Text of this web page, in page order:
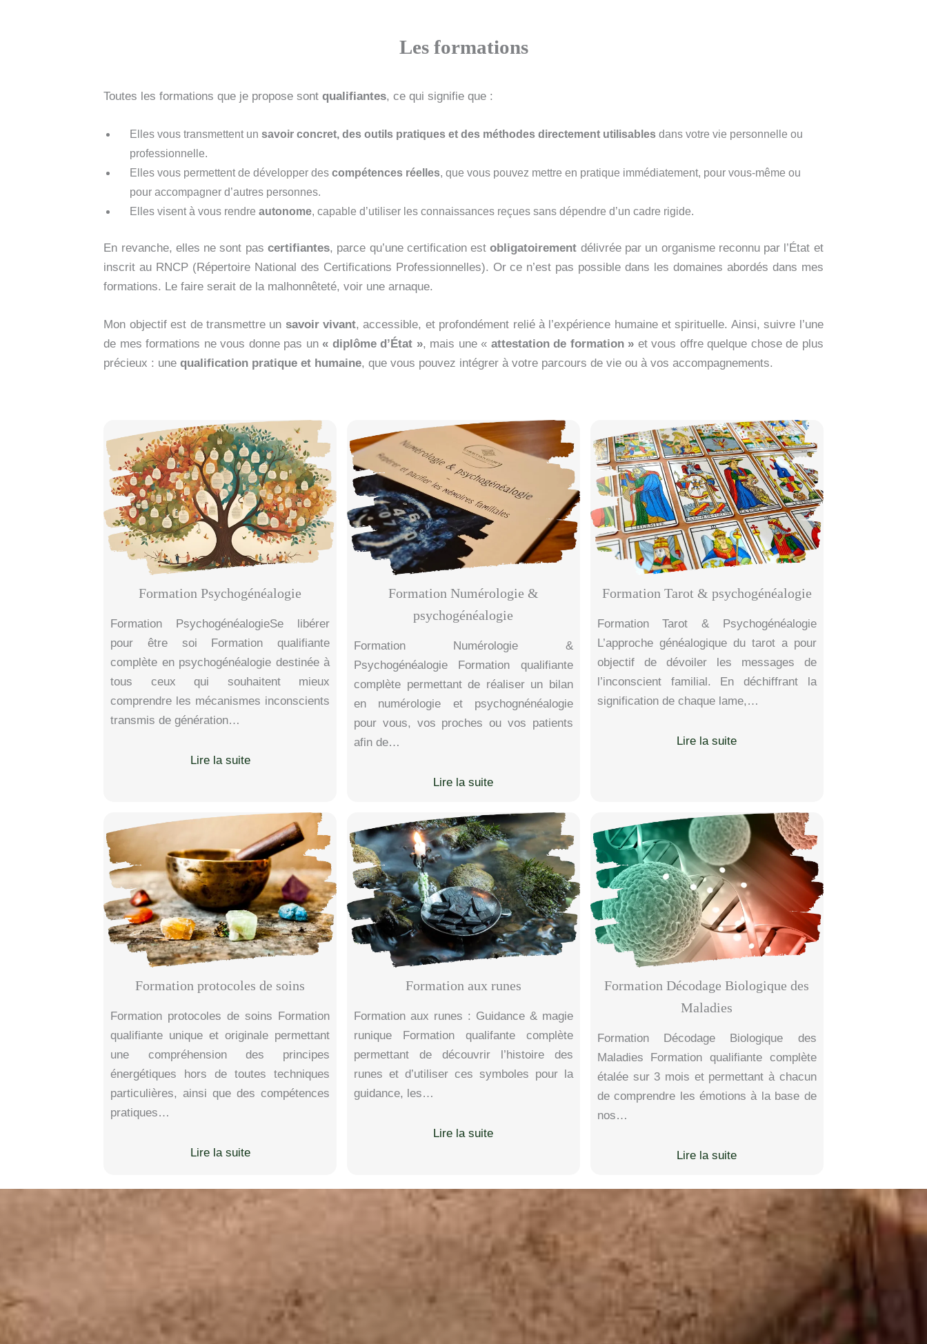
Les formations
Toutes les formations que je propose sontqualifiantes, ce qui signifie que :
Elles vous transmettent unsavoir concret, des outils pratiques et des méthodes directement utilisables dans votre vie personnelle ou
professionnelle.
Elles vous permettent de développer descompétences réelles, que vous pouvez mettre en pratique immédiatement, pour vous-même ou
pour accompagner d’autres personnes.
Elles visent à vous rendreautonome, capable d’utiliser les connaissances reçues sans dépendre d’un cadre rigide.
En revanche, elles ne sont pascertifiantes, parce qu’une certification estobligatoirement délivrée par un organisme reconnu par l’État et
inscrit au RNCP (Répertoire National des Certifications Professionnelles). Or ce n’est pas possible dans les domaines abordés dans mes
formations. Le faire serait de la malhonnêteté, voir une arnaque.
Mon objectif est de transmettre un savoir vivant, accessible, et profondément relié à l’expérience humaine et spirituelle. Ainsi, suivre l’une
de mes formations ne vous donne pas un« diplôme d’État », mais une « attestation de formation » et vous offre quelque chose de plus
précieux : unequalification pratique et humaine, que vous pouvez intégrer à votre parcours de vie ou à vos accompagnements.
Formation Psychogénéalogie
Formation PsychogénéalogieSe libérer
pour être soi Formation qualifiante
complète en psychogénéalogie destinée à
tous ceux qui souhaitent mieux
comprendre les mécanismes inconscients
transmis de génération…
Lire la suite
Formation Numérologie &
psychogénéalogie
Formation Numérologie &
Psychogénéalogie Formation qualifiante
complète permettant de réaliser un bilan
en numérologie et psychognénéalogie
pour vous, vos proches ou vos patients
afin de…
Lire la suite
Formation Tarot & psychogénéalogie
Formation Tarot & Psychogénéalogie
L’approche généalogique du tarot a pour
objectif de dévoiler les messages de
l’inconscient familial. En déchiffrant la
signification de chaque lame,…
Lire la suite
Formation protocoles de soins
Formation protocoles de soins Formation
qualifiante unique et originale permettant
une compréhension des principes
énergétiques hors de toutes techniques
particulières, ainsi que des compétences
pratiques…
Lire la suite
Formation aux runes
Formation aux runes : Guidance & magie
runique Formation qualifante complète
permettant de découvrir l’histoire des
runes et d’utiliser ces symboles pour la
guidance, les…
Lire la suite
Formation Décodage Biologique des
Maladies
Formation Décodage Biologique des
Maladies Formation qualifiante complète
étalée sur 3 mois et permettant à chacun
de comprendre les émotions à la base de
nos…
Lire la suite